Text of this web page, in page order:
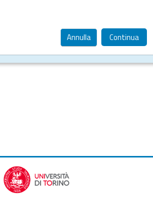
Annulla Continua